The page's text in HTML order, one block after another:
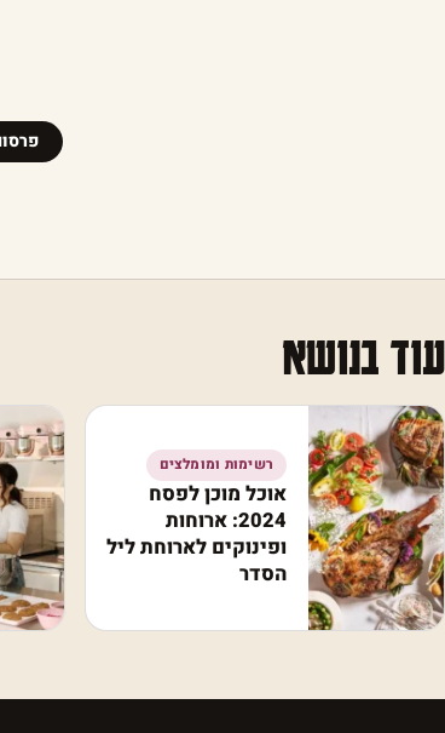
עוד בנושא
רשימות ומומלצים
אוכל מוכן לפסח
2024: ארוחות
ופינוקים לארוחת ליל
הסדר